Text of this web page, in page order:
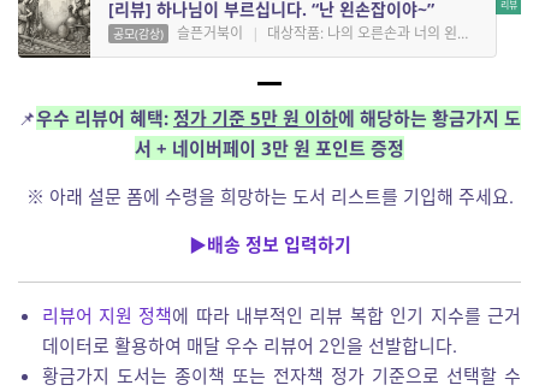
[리뷰] 하나님이 부르십니다. “난 왼손잡이야~”
공모(감상) 슬픈거북이 | 대상작품: 나의 오른손과 너의 왼손을
📌우수 리뷰어 혜택: 정가 기준 5만 원 이하에 해당하는 황금가지 도
서 + 네이버페이 3만 원 포인트 증정
※ 아래 설문 폼에 수령을 희망하는 도서 리스트를 기입해 주세요.
▶배송 정보 입력하기
리뷰어 지원 정책에 따라 내부적인 리뷰 복합 인기 지수를 근거
데이터로 활용하여 매달 우수 리뷰어 2인을 선발합니다.
황금가지 도서는 종이책 또는 전자책 정가 기준으로 선택할 수